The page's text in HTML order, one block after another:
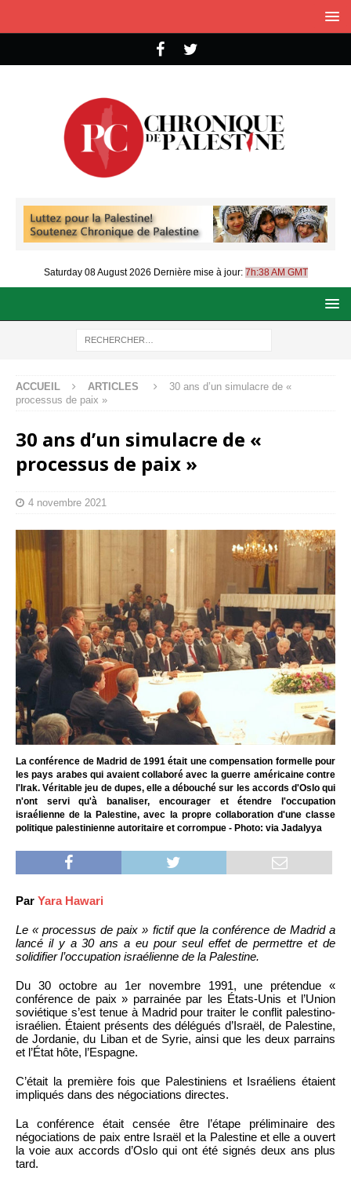
Saturday 08 August 2026 Dernière mise à jour: 7h:38 AM GMT
ACCUEIL ARTICLES
30 ans d’un simulacre de «
processus de paix »
30 ans d’un simulacre de «
processus de paix »
4 novembre 2021
La conférence de Madrid de 1991 était une compensation formelle pour
les pays arabes qui avaient collaboré avec la guerre américaine contre
l'Irak. Véritable jeu de dupes, elle a débouché sur les accords d'Oslo qui
n'ont servi qu'à banaliser, encourager et étendre l'occupation
israélienne de la Palestine, avec la propre collaboration d'une classe
politique palestinienne autoritaire et corrompue - Photo: via Jadalyya
Par Yara Hawari
Le « processus de paix » fictif que la conférence de Madrid a
lancé il y a 30 ans a eu pour seul effet de permettre et de
solidifier l’occupation israélienne de la Palestine.
Du 30 octobre au 1er novembre 1991, une prétendue «
conférence de paix » parrainée par les États-Unis et l’Union
soviétique s’est tenue à Madrid pour traiter le conflit palestino-
israélien. Étaient présents des délégués d’Israël, de Palestine,
de Jordanie, du Liban et de Syrie, ainsi que les deux parrains
et l’État hôte, l’Espagne.
C’était la première fois que Palestiniens et Israéliens étaient
impliqués dans des négociations directes.
La conférence était censée être l’étape préliminaire des
négociations de paix entre Israël et la Palestine et elle a ouvert
la voie aux accords d’Oslo qui ont été signés deux ans plus
tard.